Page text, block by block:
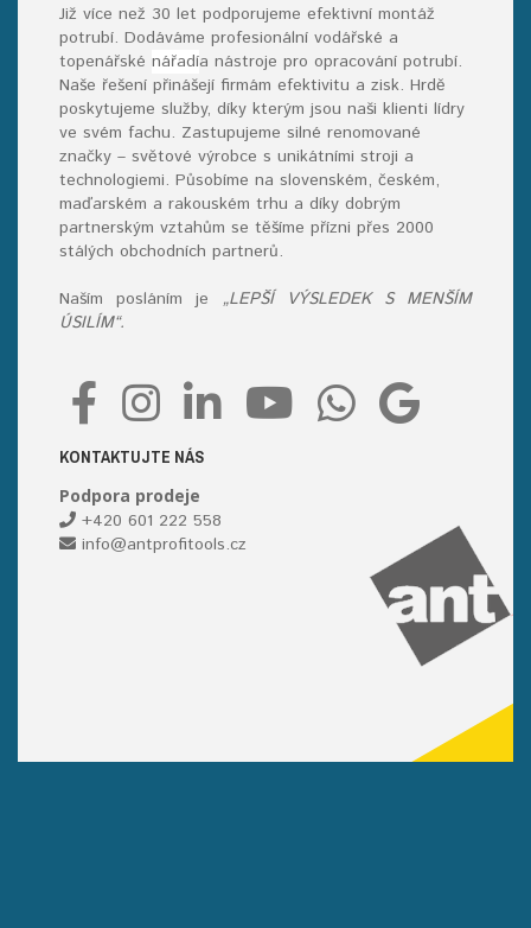
Již více než 30 let podporujeme efektivní montáž
potrubí. Dodáváme profesionální vodářské a
topenářské nářadía nástroje pro opracování potrubí.
Naše řešení přinášejí firmám efektivitu a zisk. Hrdě
poskytujeme služby, díky kterým jsou naši klienti lídry
ve svém fachu. Zastupujeme silné renomované
značky – světové výrobce s unikátními stroji a
technologiemi. Působíme na slovenském, českém,
maďarském a rakouském trhu a díky dobrým
partnerským vztahům se těšíme přízni přes 2000
stálých obchodních partnerů.
Naším posláním je „LEPŠÍ VÝSLEDEK S MENŠÍM
ÚSILÍM“.
KONTAKTUJTE NÁS
Podpora prodeje
+420 601 222 558
info@antprofitools.cz